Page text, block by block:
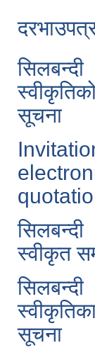
सूचना
स्वीकृत
सूचना